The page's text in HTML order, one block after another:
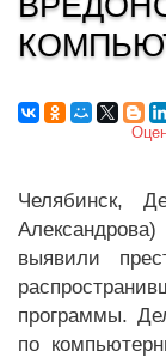
Челябинск,
выявили
программы.
по